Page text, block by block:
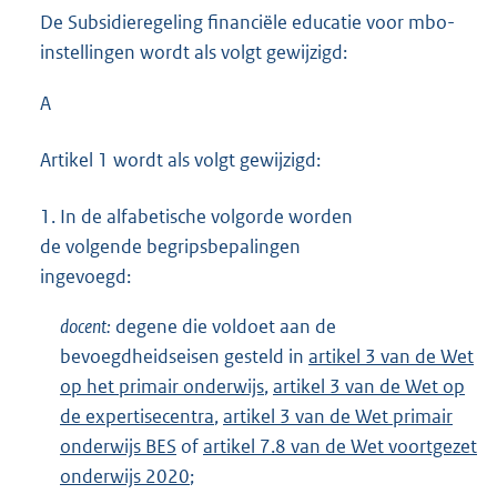
De Subsidieregeling financiële educatie voor mbo-
instellingen wordt als volgt gewijzigd:
A
Artikel 1 wordt als volgt gewijzigd:
1. In de alfabetische volgorde worden
de volgende begripsbepalingen
ingevoegd:
docent: degene die voldoet aan de
bevoegdheidseisen gesteld in artikel 3 van de Wet
op het primair onderwijs,artikel 3 van de Wet op
de expertisecentra,artikel 3 van de Wet primair
onderwijs BES ofartikel 7.8 van de Wet voortgezet
onderwijs 2020;